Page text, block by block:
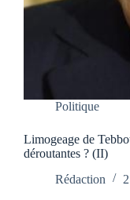
Politique
Limogeage de
déroutantes ? (II)
Rédaction